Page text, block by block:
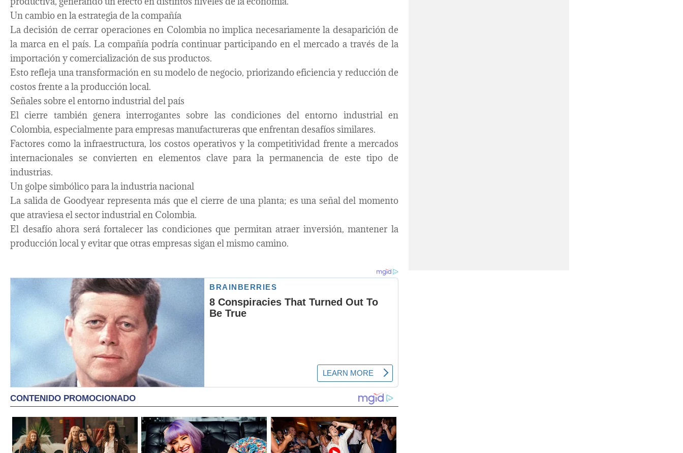
Un cambio en la estrategia de la compañía
La decisión de cerrar operaciones en Colombia no implica necesariamente la desaparición de
la marca en el país. La compañía podría continuar participando en el mercado a través de la
importación y comercialización de sus productos.
Esto refleja una transformación en su modelo de negocio, priorizando eficiencia y reducción de
costos frente a la producción local.
Señales sobre el entorno industrial del país
El cierre también genera interrogantes sobre las condiciones del entorno industrial en
Colombia, especialmente para empresas manufactureras que enfrentan desafíos similares.
Factores como la infraestructura, los costos operativos y la competitividad frente a mercados
internacionales se convierten en elementos clave para la permanencia de este tipo de
industrias.
Un golpe simbólico para la industria nacional
La salida de Goodyear representa más que el cierre de una planta; es una señal del momento
que atraviesa el sector industrial en Colombia.
El desafío ahora será fortalecer las condiciones que permitan atraer inversión, mantener la
producción local y evitar que otras empresas sigan el mismo camino.